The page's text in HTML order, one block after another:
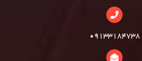
09133184738